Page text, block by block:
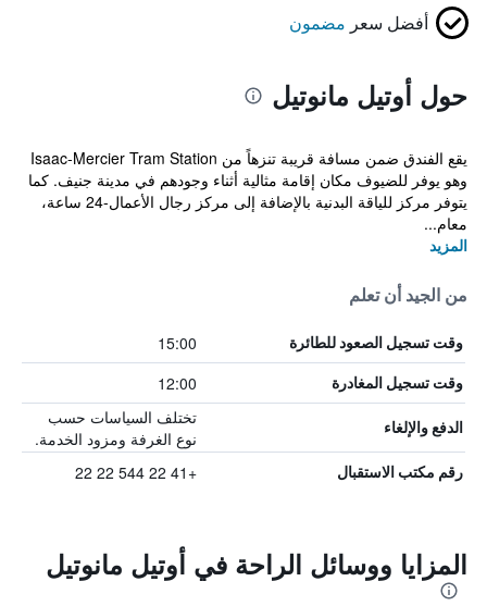
أفضل سعر مضمون
حول أوتيل مانوتيل
يقع الفندق ضمن مسافة قريبة تنزهاً من Isaac-Mercier Tram Station
وهو يوفر للضيوف مكان إقامة مثالية أثناء وجودهم في مدينة جنيف. كما
يتوفر مركز للياقة البدنية بالإضافة إلى مركز رجال الأعمال-24 ساعة،
معام...
المزيد
من الجيد أن تعلم
وقت تسجيل الصعود للطائرة 15:00
وقت تسجيل المغادرة 12:00
الدفع والإلغاء
تختلف السياسات حسب
نوع الغرفة ومزود الخدمة.
رقم مكتب الاستقبال +41 22 544 22 22
المزايا ووسائل الراحة في أوتيل مانوتيل